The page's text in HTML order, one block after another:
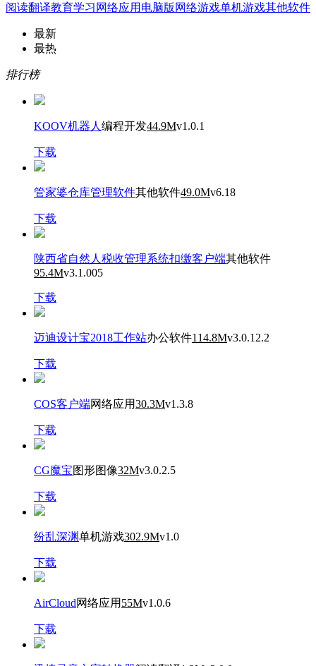
阅读翻译教育学习 网络应用 电脑版 网络游戏单机游戏其他软件
最新
最热
排行榜
KOOV机器人 编程开发44.9Mv1.0.1
下载
管家婆仓库管理软件其他软件49.0Mv6.18
下载
陕西省自然人税收管理系统扣缴客户端其他软件
95.4Mv3.1.005
下载
迈迪设计宝2018工作站办公软件114.8Mv3.0.12.2
下载
COS客户端网络应用30.3Mv1.3.8
下载
CG魔宝图形图像32Mv3.0.2.5
下载
纷乱深渊单机游戏302.9Mv1.0
下载
AirCloud网络应用 55Mv1.0.6
下载